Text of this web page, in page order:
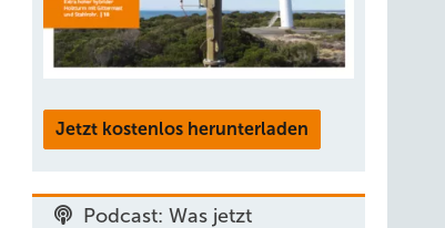
Jetzt kostenlos herunterladen
Podcast: Was jetzt